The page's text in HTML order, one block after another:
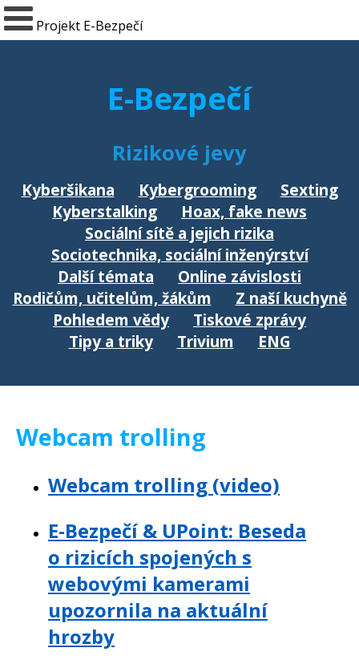
Projekt E-Bezpečí
E-Bezpečí
Rizikové jevy
Kyberšikana Kybergrooming
Sexting
Kyberstalking
Hoax, fake news
Sociální sítě a jejich rizika
Sociotechnika, sociální inženýrství
Další témata
Online závislosti
Rodičům, učitelům, žákům
Z naší kuchyně
Pohledem vědy
Tiskové zprávy
Tipy a triky
Trivium ENG
Webcam trolling
Webcam trolling (video)
E-Bezpečí & UPoint: Beseda
o rizicích spojených s
webovými kamerami
upozornila na aktuální
hrozby